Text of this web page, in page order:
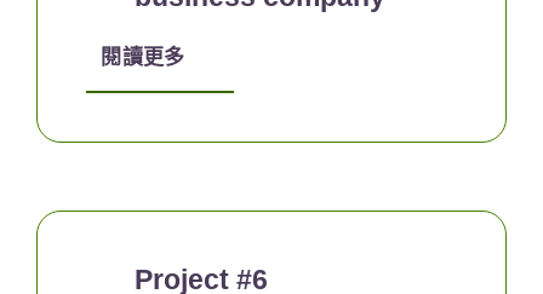
閱讀更多
Project #6